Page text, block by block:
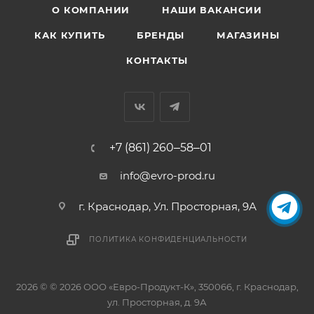
О КОМПАНИИ НАШИ ВАКАНСИИ
КАК КУПИТЬ БРЕНДЫ МАГАЗИНЫ
КОНТАКТЫ
+7 (861) 260‒58‒01
info@evro-prod.ru
г. Краснодар, ​Ул. Просторная, 9А
ПОЛИТИКА КОНФИДЕНЦИАЛЬНОСТИ
2026 © © 2026 ООО «Евро-Продукт-К», 350066, г. Краснодар,
ул. Просторная, д. 9А